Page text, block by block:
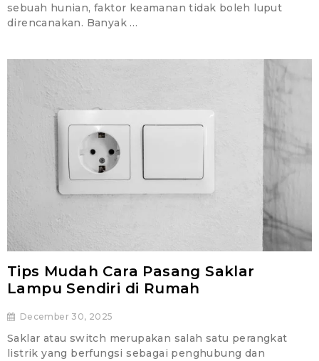
sebuah hunian, faktor keamanan tidak boleh luput
direncanakan. Banyak …
Tips Mudah Cara Pasang Saklar
Lampu Sendiri di Rumah
December 30, 2025
Saklar atau switch merupakan salah satu perangkat
listrik yang berfungsi sebagai penghubung dan